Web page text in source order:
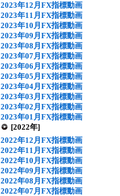
2023年12月FX指標動画
2023年11月FX指標動画
2023年10月FX指標動画
2023年09月FX指標動画
2023年08月FX指標動画
2023年07月FX指標動画
2023年06月FX指標動画
2023年05月FX指標動画
2023年04月FX指標動画
2023年03月FX指標動画
2023年02月FX指標動画
2023年01月FX指標動画
[2022年]
2022年12月FX指標動画
2022年11月FX指標動画
2022年10月FX指標動画
2022年09月FX指標動画
2022年08月FX指標動画
2022年07月FX指標動画